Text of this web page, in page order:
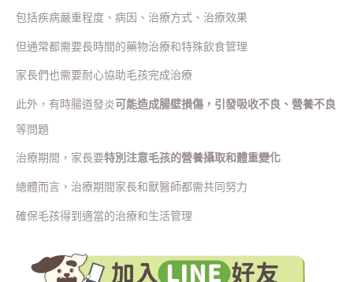
包括疾病嚴重程度、病因、治療方式、治療效果
但通常都需要長時間的藥物治療和特殊飲食管理
家長們也需要耐心協助毛孩完成治療
此外，有時腸道發炎可能造成腸壁損傷，引發吸收不良、營養不良
等問題
治療期間，家長要特別注意毛孩的營養攝取和體重變化
總體而言，治療期間家長和獸醫師都需共同努力
確保毛孩得到適當的治療和生活管理